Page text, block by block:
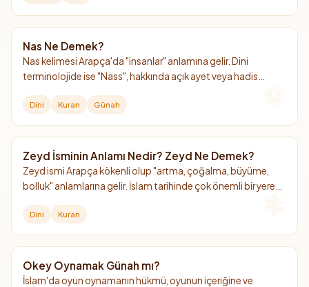
Nas Ne Demek?
Nas kelimesi Arapça'da "insanlar" anlamına gelir. Dini
terminolojide ise "Nass", hakkında açık ayet veya hadis
Dini Kuran Günah
Zeyd İsminin Anlamı Nedir? Zeyd Ne Demek?
Zeyd ismi Arapça kökenli olup "artma, çoğalma, büyüme,
bolluk" anlamlarına gelir. İslam tarihinde çok önemli bir yere
sahabidir.
Dini Kuran
Okey Oynamak Günah mı?
İslam'da oyun oynamanın hükmü, oyunun içeriğine ve